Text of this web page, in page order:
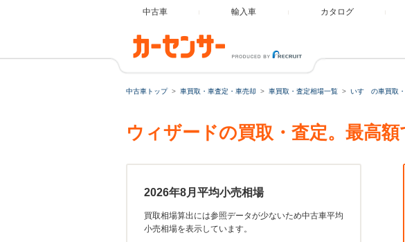
中古車 輸入車 カタログ
中古車トップ 車買取・車査定・車売却 車買取・査定相場一覧 いすゞの車買取
ウィザードの買取・査定。最高
2026年8月平均小売相場
買取相場算出には参照データが少ないため中古車平均
小売相場を表示しています。